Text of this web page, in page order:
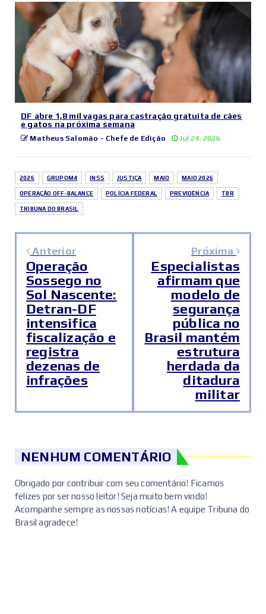
DF abre 1,8 mil vagas para castração gratuita de cães
e gatos na próxima semana
Matheus Salomão - Chefe de Edição Jul 24, 2026
2026 GRUPOM4 INSS JUSTIÇA MAIO MAIO 2026
OPERAÇÃO OFF-BALANCE POLÍCIA FEDERAL PREVIDÊNCIA TBR
TRIBUNA DO BRASIL
Anterior
Operação
Sossego no
Sol Nascente:
Detran-DF
intensifica
fiscalização e
registra
dezenas de
infrações
Próxima
Especialistas
afirmam que
modelo de
segurança
pública no
Brasil mantém
estrutura
herdada da
ditadura
militar
NENHUM COMENTÁRIO
Obrigado por contribuir com seu comentário! Ficamos
felizes por ser nosso leitor! Seja muito bem vindo!
Acompanhe sempre as nossas notícias! A equipe Tribuna do
Brasil agradece!